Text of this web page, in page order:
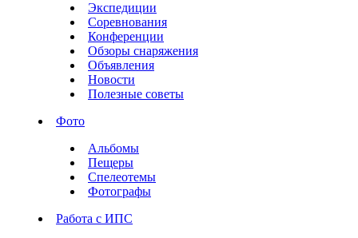
Экспедиции
Соревнования
Конференции
Обзоры снаряжения
Объявления
Новости
Полезные советы
Фото
Альбомы
Пещеры
Спелеотемы
Фотографы
Работа с ИПС